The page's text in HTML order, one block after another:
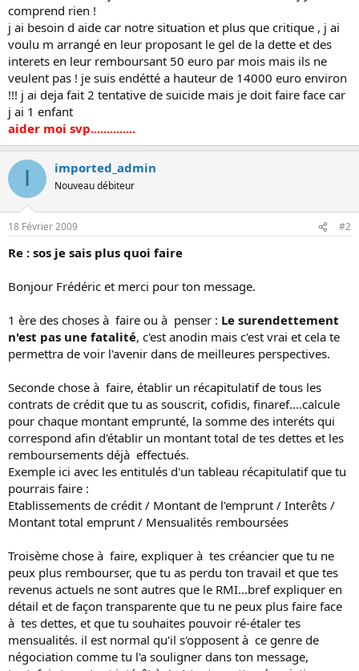
comprend rien !
j ai besoin d aide car notre situation et plus que critique , j ai
voulu m arrangé en leur proposant le gel de la dette et des
interets en leur remboursant 50 euro par mois mais ils ne
veulent pas ! je suis endétté a hauteur de 14000 euro environ
!!! j ai deja fait 2 tentative de suicide mais je doit faire face car
j ai 1 enfant
aider moi svp..............
I imported_admin
Nouveau débiteur
18 Février 2009 #2
Re : sos je sais plus quoi faire
Bonjour Frédéric et merci pour ton message.
1 ère des choses à faire ou à penser : Le surendettement
n'est pas une fatalité, c'est anodin mais c'est vrai et cela te
permettra de voir l'avenir dans de meilleures perspectives.
Seconde chose à faire, établir un récapitulatif de tous les
contrats de crédit que tu as souscrit, cofidis, finaref....calcule
pour chaque montant emprunté, la somme des interéts qui
correspond afin d'établir un montant total de tes dettes et les
remboursements déjà effectués.
Exemple ici avec les entitulés d'un tableau récapitulatif que tu
pourrais faire :
Etablissements de crédit / Montant de l'emprunt / Interêts /
Montant total emprunt / Mensualités remboursées
Troisème chose à faire, expliquer à tes créancier que tu ne
peux plus rembourser, que tu as perdu ton travail et que tes
revenus actuels ne sont autres que le RMI...bref expliquer en
détail et de façon transparente que tu ne peux plus faire face
à tes dettes, et que tu souhaites pouvoir ré-étaler tes
mensualités. il est normal qu'il s'opposent à ce genre de
négociation comme tu l'a souligner dans ton message,